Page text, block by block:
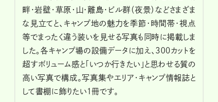
畔・岩壁・草原・山・離島・ビル群（夜景）などさまざま
な見立てと、キャンプ地の魅力を季節・時間帯・視点
等でまったく違う装いを見せる写真も同時に掲載しま
した。各キャンプ場の設備データに加え、300カットを
超すボリューム感と「いつか行きたい」と思わせる質の
高い写真で構成。写真集やエリア・キャンプ情報誌と
して書棚に飾りたい1冊です。